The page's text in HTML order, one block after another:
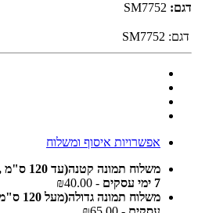
דגם:
דגם: SM7752
אפשרויות איסוף ומשלוח
7 ימי עסקים
- ₪40.00